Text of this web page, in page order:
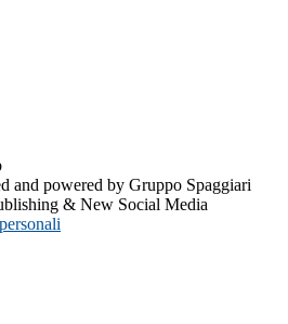
and powered by Gruppo Spaggiari
& New Social Media